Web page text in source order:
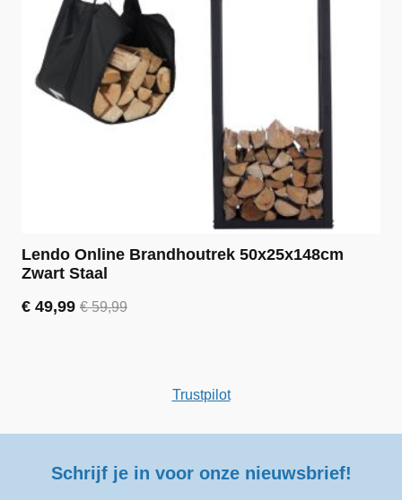
Lendo Online Brandhoutrek 50x25x148cm
Zwart Staal
€59,99
Oorspronkelijke
€ 49,99
Huidige
Trustpilot
Schrijf je in voor onze nieuwsbrief!